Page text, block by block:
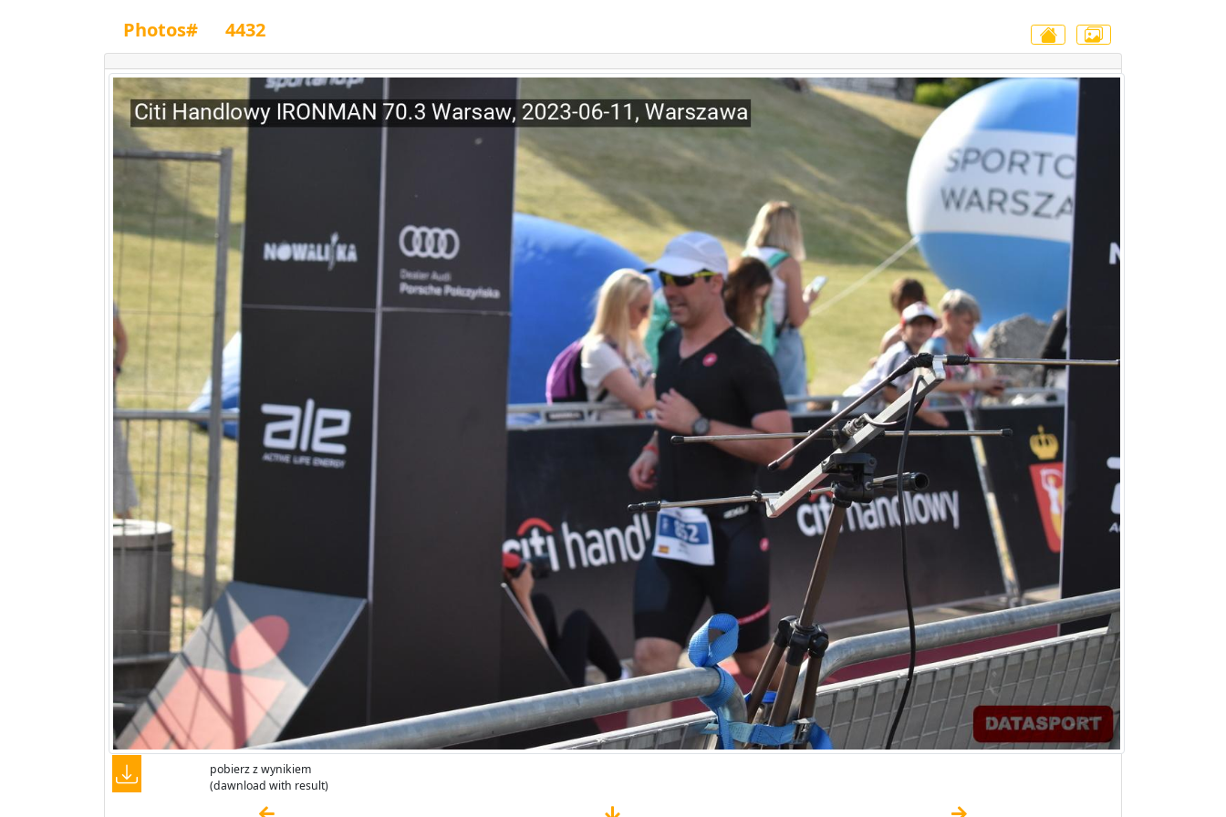
Photos# 4432
pobierz z wynikiem
(dawnload with result)